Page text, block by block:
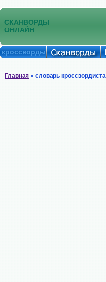
СКАНВОРДЫ
ОНЛАЙН
кроссворды
Главная » словарь кроссвордиста